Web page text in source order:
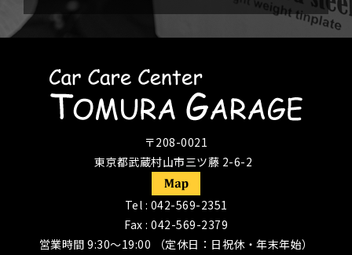
〒208-0021
東京都武蔵村山市三ツ藤 2-6-2
Tel : 042-569-2351
Fax : 042-569-2379
営業時間 9:30〜19:00 （定休日：日祝休・年末年始）